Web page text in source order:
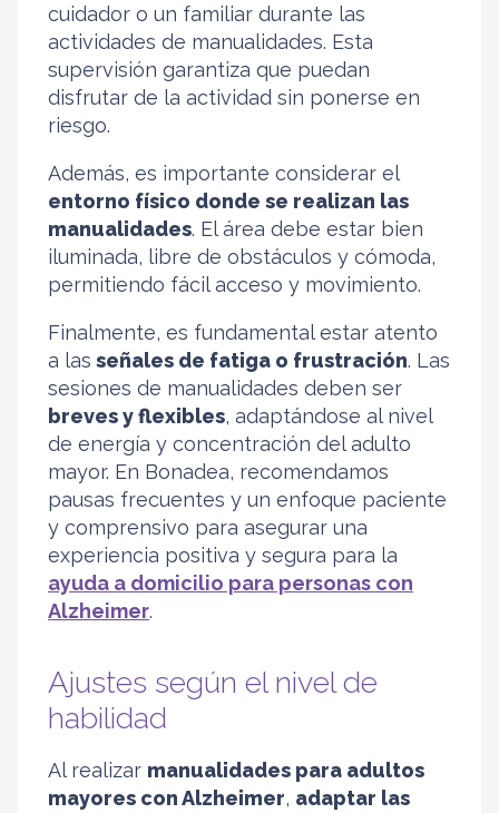
cuidador o un familiar durante las
actividades de manualidades. Esta
supervisión garantiza que puedan
disfrutar de la actividad sin ponerse en
riesgo.
Además, es importante considerar el
entorno físico donde se realizan las
manualidades. El área debe estar bien
iluminada, libre de obstáculos y cómoda,
permitiendo fácil acceso y movimiento.
Finalmente, es fundamental estar atento
a las señales de fatiga o frustración. Las
sesiones de manualidades deben ser
breves y flexibles, adaptándose al nivel
de energía y concentración del adulto
mayor. En Bonadea, recomendamos
pausas frecuentes y un enfoque paciente
y comprensivo para asegurar una
experiencia positiva y segura para la
ayuda a domicilio para personas con
Alzheimer.
Ajustes según el nivel de
habilidad
Al realizar manualidades para adultos
mayores con Alzheimer, adaptar las